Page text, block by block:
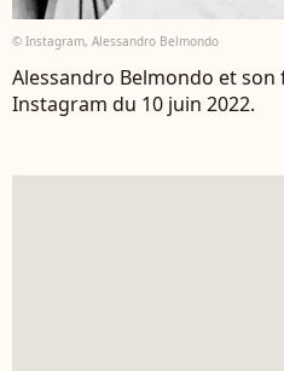
© Instagram, Alessandro Belmondo
Alessandro Belmondo et son
Instagram du 10 juin 2022.